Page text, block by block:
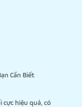
Cần Biết
cực hiệu quả, có